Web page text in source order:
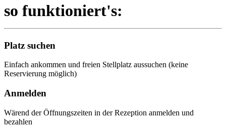
so funktioniert's:
Platz suchen
Einfach ankommen und freien Stellplatz aussuchen (keine
Reservierung möglich)
Anmelden
Wärend der Öffnungszeiten in der Rezeption anmelden und
bezahlen